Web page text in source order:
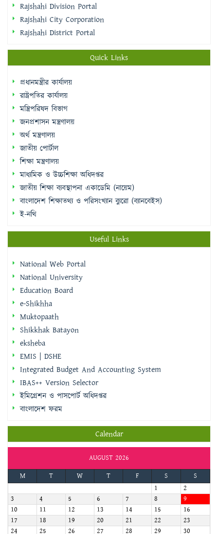
Rajshahi Division Portal
Rajshahi City Corporation
Rajshahi District Portal
Quick Links
প্রধানমন্ত্রীর কার্যালয়
রাষ্ট্রপতির কার্যালয়
মন্ত্রিপরিষদ বিভাগ
জনপ্রশাসন মন্ত্রণালয়
অর্থ মন্ত্রণালয়
জাতীয় পোর্টাল
শিক্ষা মন্ত্রণালয়
মাধ্যমিক ও উচ্চশিক্ষা অধিদপ্তর
জাতীয় শিক্ষা ব্যবস্থাপনা একাডেমি (নায়েম)
বাংলাদেশ শিক্ষাতথ্য ও পরিসংখ্যান ব্যুরো (ব্যানবেইস)
ই-নথি
Useful Links
National Web Portal
National University
Education Board
e-Shikhha
Muktopaath
Shikkhak Batayon
eksheba
EMIS | DSHE
Integrated Budget And Accounting System
IBAS++ Version Selector
ইমিগ্রেশন ও পাসপোর্ট অধিদপ্তর
বাংলাদেশ ফরম
Calendar
AUGUST 2026
M
T W T F S
S
1
2
3
4 5 6 7 8
9
10
11 12 13 14 15
16
17
18 19 20 21 22
23
24
25 26 27 28 29 30